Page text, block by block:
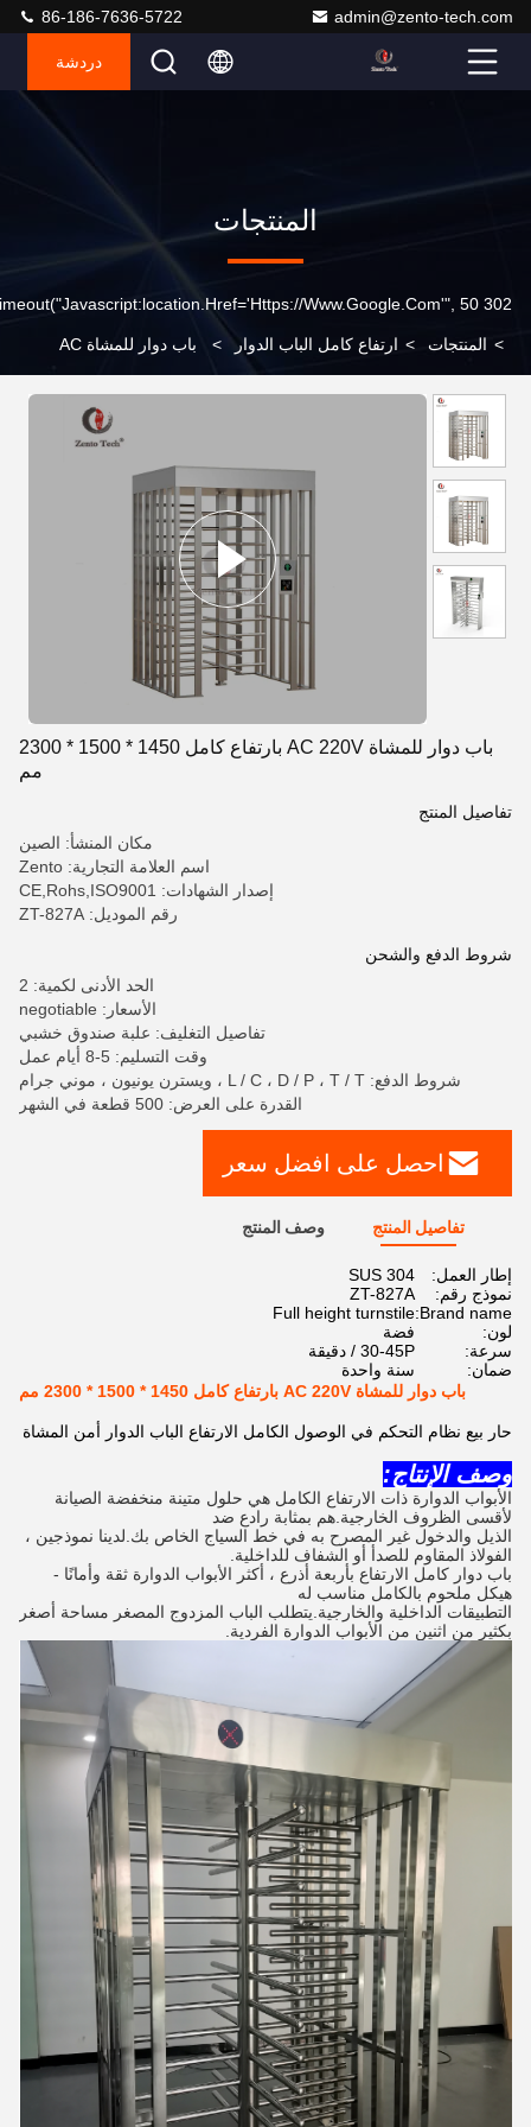
admin@zento-tech.com
86-186-7636-5722
دردشة
المنتجات
302 SetTimeout("javascript:location.href='https://www.google.com'", 50);
> المنتجات > ارتفاع كامل الباب الدوار > باب دوار للمشاة AC
باب دوار للمشاة AC 220V بارتفاع كامل 1450 * 1500 * 2300
مم
تفاصيل المنتج
مكان المنشأ: الصين
اسم العلامة التجارية: Zento
إصدار الشهادات: CE,Rohs,ISO9001
رقم الموديل: ZT-827A
شروط الدفع والشحن
الحد الأدنى لكمية: 2
الأسعار: negotiable
تفاصيل التغليف: علبة صندوق خشبي
وقت التسليم: 5-8 أيام عمل
شروط الدفع: L / C ، D / P ، T / T ، ويسترن يونيون ، موني جرام
القدرة على العرض: 500 قطعة في الشهر
احصل على افضل سعر
تفاصيل المنتج وصف المنتج
إطار العمل:
SUS 304
نموذج رقم:
ZT-827A
Brand name:
Full height turnstile
لون:
فضة
سرعة:
30-45P / دقيقة
ضمان:
سنة واحدة
باب دوار للمشاة AC 220V بارتفاع كامل 1450 * 1500 * 2300 مم
حار بيع نظام التحكم في الوصول الكامل الارتفاع الباب الدوار أمن المشاة
وصف الإنتاج:
لأقسى الظروف الخارجية.هم بمثابة رادع ضد
الفولاذ المقاوم للصدأ أو الشفاف للداخلية.
هيكل ملحوم بالكامل مناسب له
التطبيقات الداخلية والخارجية.
بكثير من اثنين من الأبواب الدوارة الفردية.